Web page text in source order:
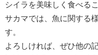
シイラを美味しく食べる
サカマでは、魚に関する
す。
よろしければ、ぜひ他の